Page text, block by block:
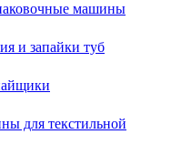
машины
и запайки туб
для текстильной